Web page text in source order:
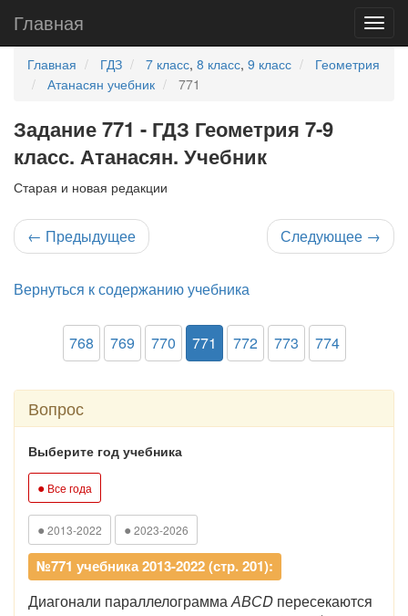
Главная
Главная ГДЗ 7 класс, 8 класс, 9 класс
Геометрия
Атанасян учебник
771
Задание 771 - ГДЗ Геометрия 7-9
класс. Атанасян. Учебник
Старая и новая редакции
← Предыдущее Следующее →
Вернуться к содержанию учебника
768 769 770 771 772 773 774
Вопрос
Выберите год учебника
● Все года
● 2013-2022 ● 2023-2026
№771 учебника 2013-2022 (стр. 201):
Диагонали параллелограммаАВСD пересекаются